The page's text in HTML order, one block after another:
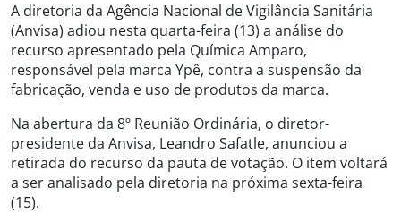
A diretoria da Agência Nacional de Vigilância Sanitária
(Anvisa) adiou nesta quarta-feira (13) a análise do
recurso apresentado pela Química Amparo,
responsável pela marca Ypê, contra a suspensão da
fabricação, venda e uso de produtos da marca.
Na abertura da 8º Reunião Ordinária, o diretor-
presidente da Anvisa, Leandro Safatle, anunciou a
retirada do recurso da pauta de votação. O item voltará
a ser analisado pela diretoria na próxima sexta-feira
(15).